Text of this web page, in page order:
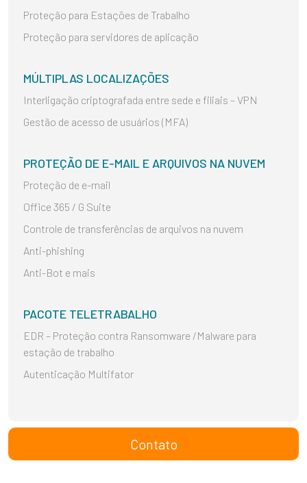
Proteção para Estações de Trabalho
Proteção para servidores de aplicação
MÚLTIPLAS LOCALIZAÇÕES
Interligação criptografada entre sede e filiais – VPN
Gestão de acesso de usuários (MFA)
PROTEÇÃO DE E-MAIL E ARQUIVOS NA NUVEM
Proteção de e-mail
Office 365 / G Suite
Controle de transferências de arquivos na nuvem
Anti-phishing
Anti-Bot e mais
PACOTE TELETRABALHO
EDR – Proteção contra Ransomware /Malware para
estação de trabalho
Autenticação Multifator
Contato